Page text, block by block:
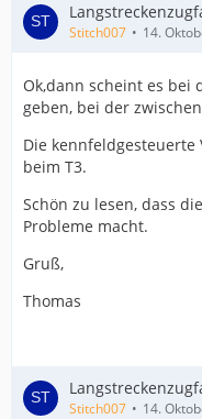
Stitch007 14.
Ok,dann scheint es bei
geben, bei der
Die
beim T3.
Schön zu lesen, dass
Probleme macht.
Gruß,
Thomas
Stitch007 14.